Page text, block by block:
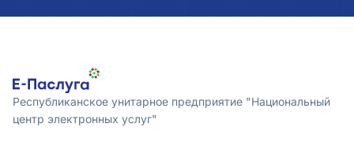
Республиканское унитарное предприятие "Национальный
центр электронных услуг"